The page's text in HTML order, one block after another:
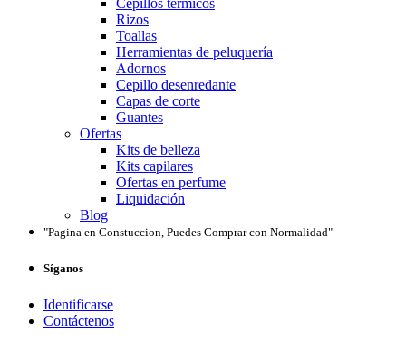
Cepillos térmicos
Rizos
Toallas
Herramientas de peluquería
Adornos
Cepillo desenredante
Capas de corte
Guantes
Ofertas
Kits de belleza
Kits capilares
Ofertas en perfume
Liquidación
Blog
"Pagina en Constuccion, Puedes Comprar con Normalidad"
Síganos
Identificarse
Contáctenos